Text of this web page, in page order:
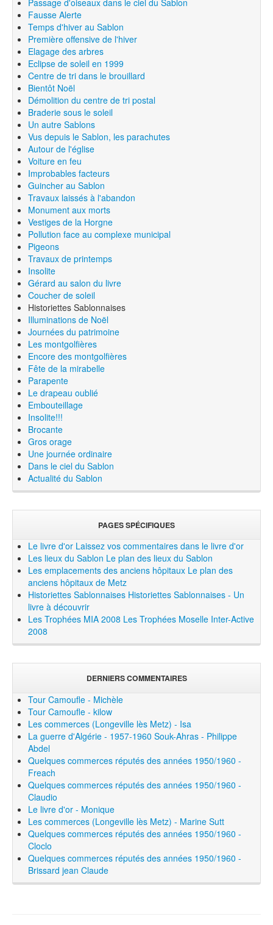
Fausse Alerte
Temps d'hiver au Sablon
Première offensive de l'hiver
Elagage des arbres
Eclipse de soleil en 1999
Centre de tri dans le brouillard
Bientôt Noël
Démolition du centre de tri postal
Braderie sous le soleil
Un autre Sablons
Vus depuis le Sablon, les parachutes
Autour de l'église
Voiture en feu
Improbables facteurs
Guincher au Sablon
Travaux laissés à l'abandon
Monument aux morts
Vestiges de la Horgne
Pollution face au complexe municipal
Pigeons
Travaux de printemps
Insolite
Gérard au salon du livre
Coucher de soleil
Historiettes Sablonnaises
Illuminations de Noël
Journées du patrimoine
Les montgolfières
Encore des montgolfières
Fête de la mirabelle
Parapente
Le drapeau oublié
Embouteillage
Insolite!!!
Brocante
Gros orage
Une journée ordinaire
Dans le ciel du Sablon
Actualité du Sablon
PAGES SPÉCIFIQUES
Le livre d'or Laissez vos commentaires dans le livre d'or
Les lieux du Sablon Le plan des lieux du Sablon
Les emplacements des anciens hôpitaux Le plan des
anciens hôpitaux de Metz
Historiettes Sablonnaises Historiettes Sablonnaises - Un
livre à découvrir
Les Trophées MIA 2008 Les Trophées Moselle Inter-Active
2008
DERNIERS COMMENTAIRES
Tour Camoufle - Michèle
Tour Camoufle - kilow
Les commerces (Longeville lès Metz) - Isa
La guerre d'Algérie - 1957-1960 Souk-Ahras - Philippe
Abdel
Quelques commerces réputés des années 1950/1960 -
Freach
Quelques commerces réputés des années 1950/1960 -
Claudio
Le livre d'or - Monique
Les commerces (Longeville lès Metz) - Marine Sutt
Quelques commerces réputés des années 1950/1960 -
Cloclo
Quelques commerces réputés des années 1950/1960 -
Brissard jean Claude